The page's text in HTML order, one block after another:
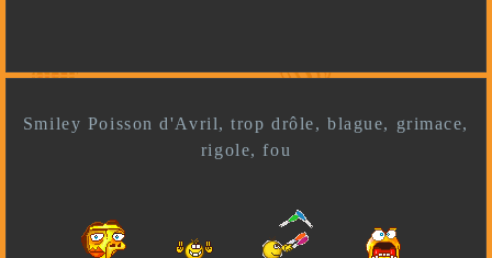
Smiley Poisson d'Avril, trop drôle, blague, grimace,
rigole, fou